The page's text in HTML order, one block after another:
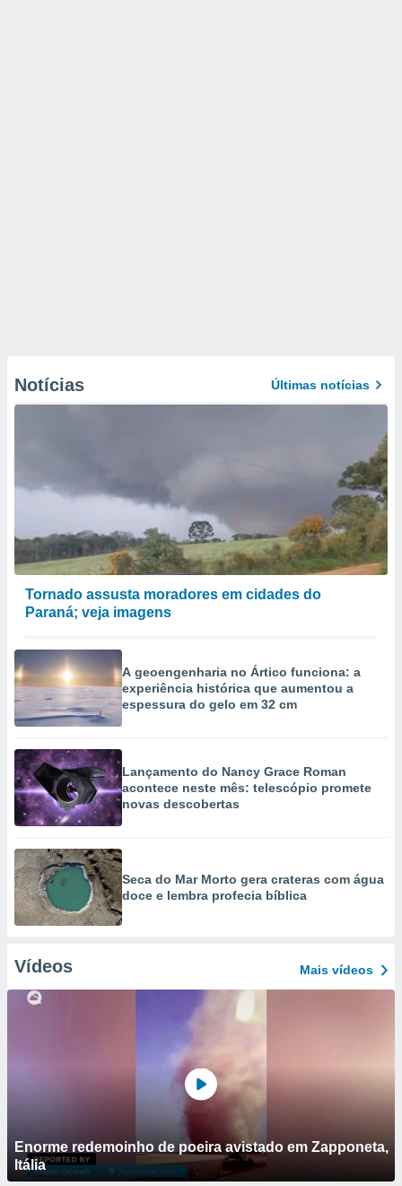
Notícias Últimas notícias
Tornado assusta moradores em cidades do
Paraná; veja imagens
A geoengenharia no Ártico funciona: a
experiência histórica que aumentou a
espessura do gelo em 32 cm
Lançamento do Nancy Grace Roman
acontece neste mês: telescópio promete
novas descobertas
Seca do Mar Morto gera crateras com água
doce e lembra profecia bíblica
Vídeos Mais vídeos
Enorme redemoinho de poeira avistado em Zapponeta,
Itália